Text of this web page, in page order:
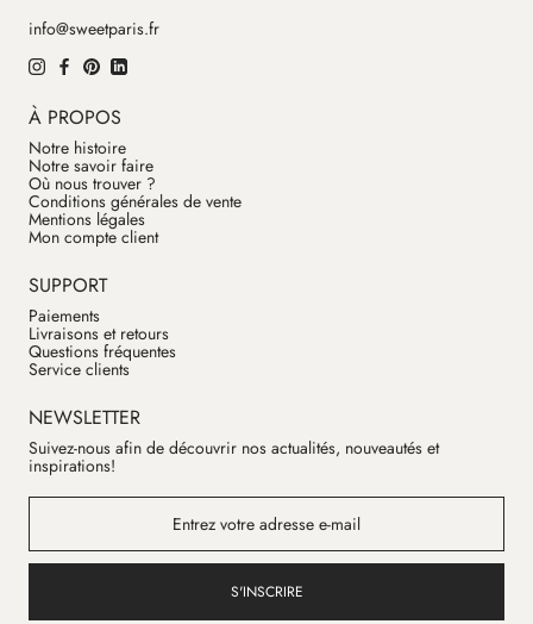
info@sweetparis.fr
À PROPOS
Notre histoire
Notre savoir faire
Où nous trouver ?
Conditions générales de vente
Mentions légales
Mon compte client
SUPPORT
Paiements
Livraisons et retours
Questions fréquentes
Service clients
NEWSLETTER
Suivez-nous afin de découvrir nos actualités, nouveautés et
inspirations!
S'INSCRIRE